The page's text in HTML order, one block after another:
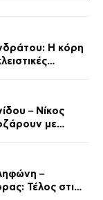
Η κόρη
– Νίκος
με
–
Τέλος στις